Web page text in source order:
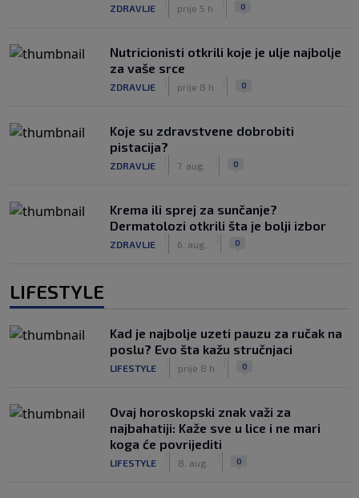
ZDRAVLJE prije 5 h 0
Nutricionisti otkrili koje je ulje najbolje
za vaše srce
ZDRAVLJE prije 8 h 0
Koje su zdravstvene dobrobiti
pistacija?
ZDRAVLJE 7. aug. 0
Krema ili sprej za sunčanje?
Dermatolozi otkrili šta je bolji izbor
ZDRAVLJE 6. aug. 0
LIFESTYLE
Kad je najbolje uzeti pauzu za ručak na
poslu? Evo šta kažu stručnjaci
LIFESTYLE prije 8 h 0
Ovaj horoskopski znak važi za
najbahatiji: Kaže sve u lice i ne mari
koga će povrijediti
LIFESTYLE 8. aug. 0